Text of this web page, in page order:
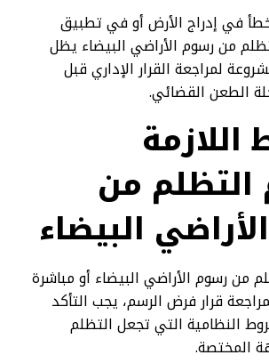
في إدراج الأرض أو في تطبيق
من رسوم الأراضي البيضاء يظل
لمراجعة القرار الإداري قبل
الطعن القضائي.
التظلم من
البيضاء
من رسوم الأراضي البيضاء أو مباشرة
قرار فرض الرسم، يجب التأكد
النظامية التي تجعل التظلم
المختصة.